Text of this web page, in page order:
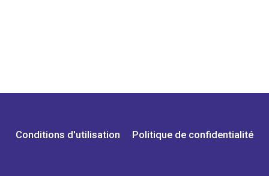
Conditions d'utilisation Politique de confidentialité